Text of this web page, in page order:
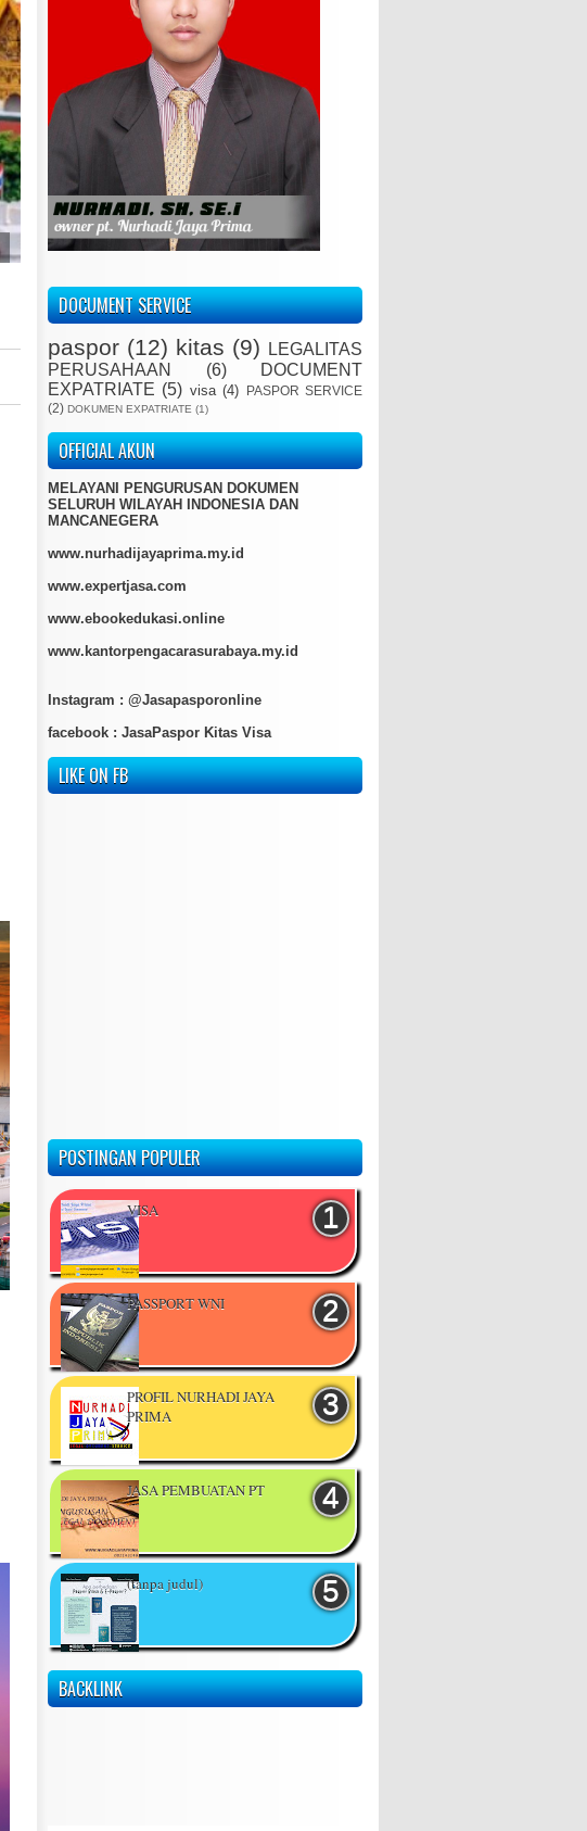
DOCUMENT SERVICE
paspor (12) kitas (9)
LEGALITAS
PERUSAHAAN
(6)
DOCUMENT
EXPATRIATE (5) visa (4)
PASPOR SERVICE
(2) DOKUMEN EXPATRIATE (1)
OFFICIAL AKUN
MELAYANI PENGURUSAN DOKUMEN
SELURUH WILAYAH INDONESIA DAN
MANCANEGERA
www.nurhadijayaprima.my.id
www.expertjasa.com
www.ebookedukasi.online
www.kantorpengacarasurabaya.my.id
Instagram : @Jasapasporonline
facebook : JasaPaspor Kitas Visa
LIKE ON FB
POSTINGAN POPULER
VISA
PASSPORT WNI
PROFIL NURHADI JAYA
PRIMA
JASA PEMBUATAN PT
(tanpa judul)
BACKLINK